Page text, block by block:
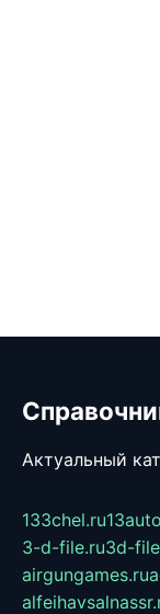
Актуальный
133chel.ru
3-d-file.ru3d-
airgungames.ru